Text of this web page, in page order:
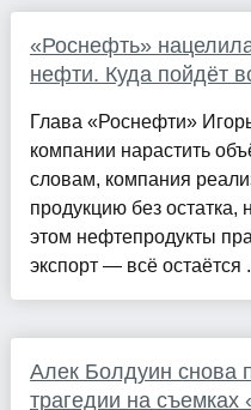
«Роснефть»
нефти. Куда пойдёт
Глава «Роснефти»
компании нарастить
словам, компания
продукцию без остатка,
этом нефтепродукты
экспорт — всё остаётся
Алек Болдуин снова
трагедии на